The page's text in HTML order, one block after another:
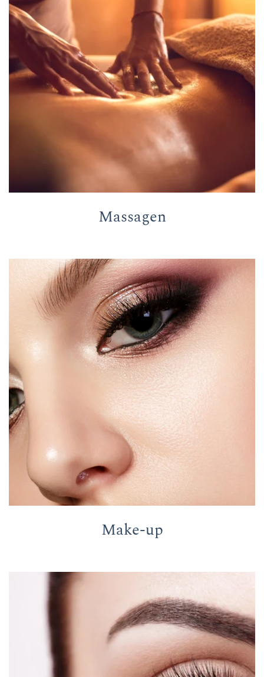
Massagen
Make-up